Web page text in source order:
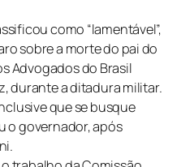
como “lamentável”,
sobre a morte do pai do
Advogados do Brasil
durante a ditadura militar.
que se busque
o governador, após